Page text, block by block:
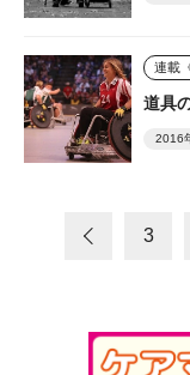
道具
2016
3